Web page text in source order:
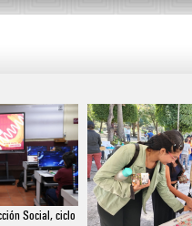
Social, ciclo